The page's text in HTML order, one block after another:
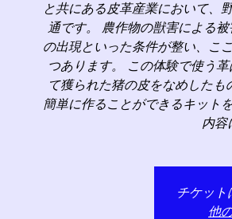
と共にある皮革産業において、
通です。 農作物の獣害による
の出現といった条件が整い、こ
つあります。 この体験で使う
て獲られた猪の皮をなめした
簡単に作ることができるキット
内容
チケット
他